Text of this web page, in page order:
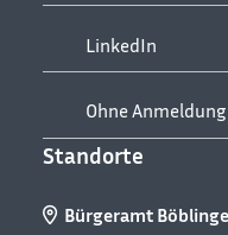
LinkedIn
Ohne
Standorte
Bürgeramt